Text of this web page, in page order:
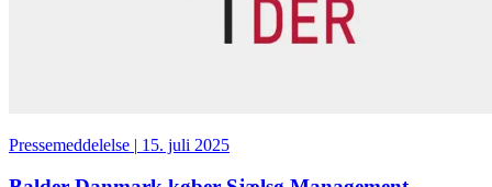
Pressemeddelelse | 15. juli 2025